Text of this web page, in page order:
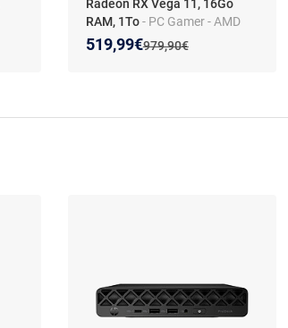
Radeon RX Vega 11, 16Go
RAM, 1To- PC Gamer - AMD
Ryzen 5 - 32GB RAM - 1TB SSD
- Vega 11 - HDMI - WiFi -
Ancien prix :
979,90€
Nouveau prix :
519,99€
Réduction de :